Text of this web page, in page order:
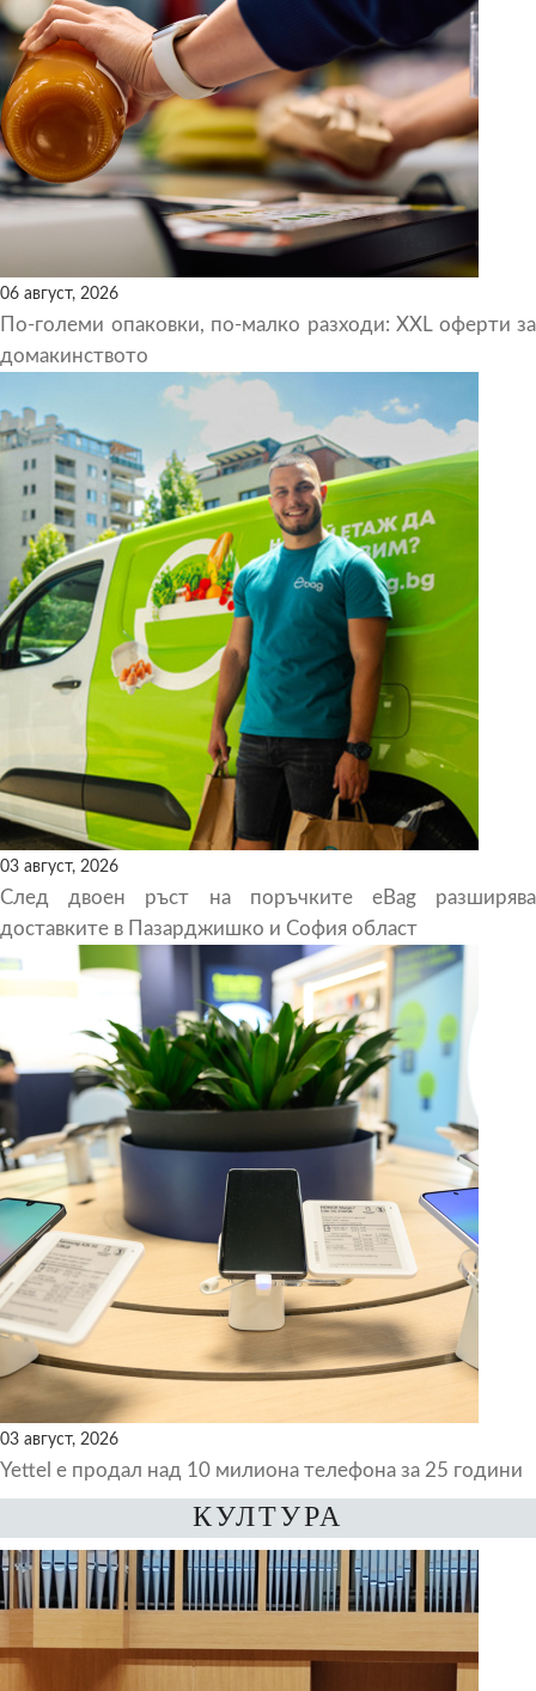
06 август, 2026
По-големи опаковки, по-малко разходи: XXL оферти за
домакинството
03 август, 2026
След двоен ръст на поръчките eBag разширява
доставките в Пазарджишко и София област
03 август, 2026
Yettel е продал над 10 милиона телефона за 25 години
КУЛТУРА